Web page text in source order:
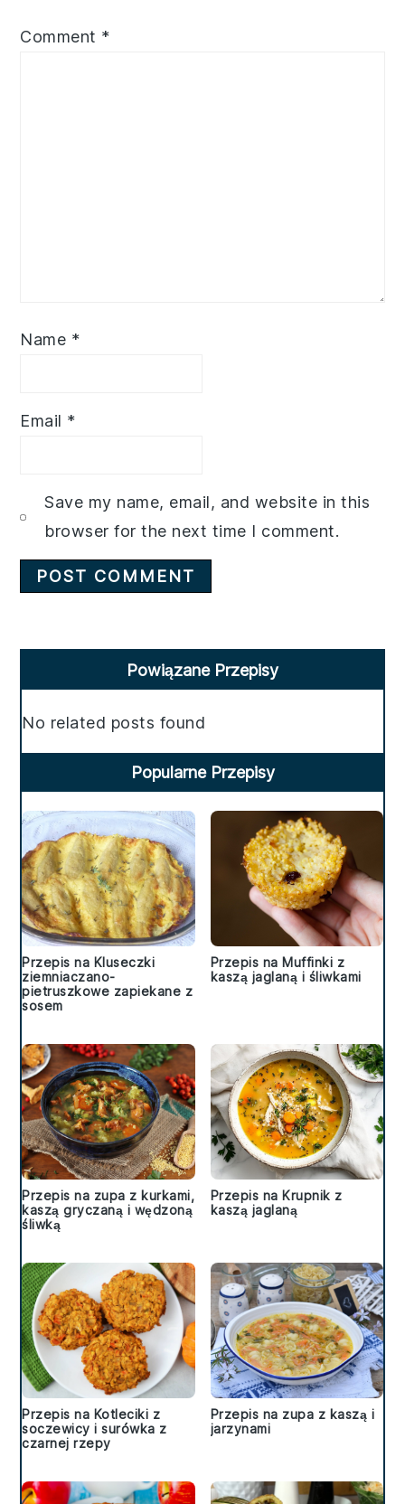
Comment *
Name *
Email *
Save my name, email, and website in this
browser for the next time I comment.
Sidebar
Powiązane Przepisy
No related posts found
Popularne Przepisy
Przepis na Kluseczki
ziemniaczano-
pietruszkowe zapiekane z
sosem
Przepis na Muffinki z
kaszą jaglaną i śliwkami
Przepis na zupa z kurkami,
kaszą gryczaną i wędzoną
śliwką
Przepis na Krupnik z
kaszą jaglaną
Przepis na Kotleciki z
soczewicy i surówka z
czarnej rzepy
Przepis na zupa z kaszą i
jarzynami